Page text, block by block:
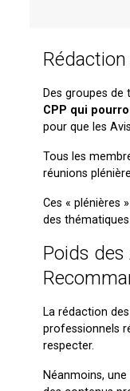
Des groupes
CPP qui
pour que les
Tous les
réunions
Ces « plénières
des
Poids des
La rédaction
professionnels
respecter.
Néanmoins,